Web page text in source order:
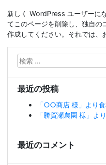
新しく WordPress ユーザーに
てこのページを削除し、独自の
作成してください。それでは、
検
索:
最近の投稿
「○○商店 様」より食
「勝賀瀬農園 様」よ
最近のコメント